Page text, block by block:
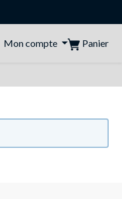
Mon compte Panier